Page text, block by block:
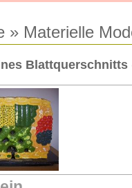
» Materielle
Blattquerschnitts